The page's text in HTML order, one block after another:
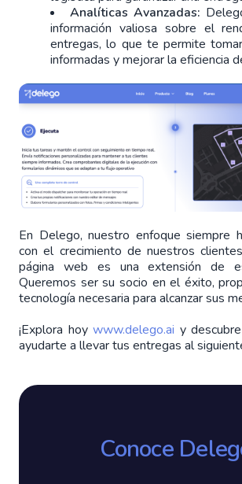
Analíticas Avanzadas:
información valiosa sobre el
entregas, lo que te permite
informadas y mejorar la eficiencia
En Delego, nuestro enfoque siempre
con el crecimiento de nuestros
página web es una extensión de
Queremos ser su socio en el éxito,
tecnología necesaria para alcanzar sus
¡Explora hoy www.delego.ai y
ayudarte a llevar tus entregas al
Conoce